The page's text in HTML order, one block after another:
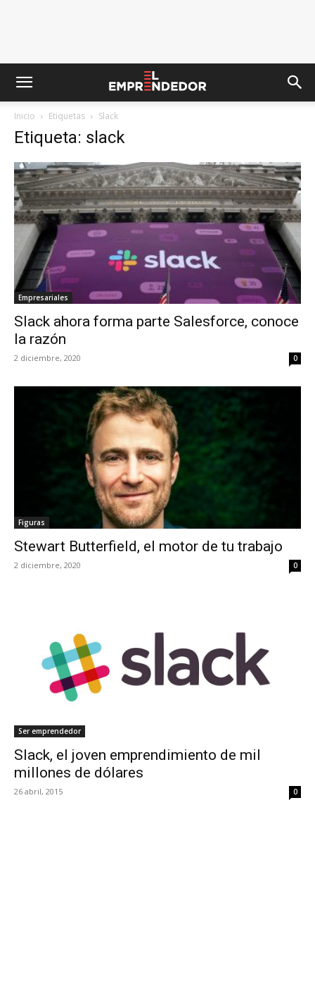
Inicio Etiquetas Slack
Etiqueta: slack
Empresariales
Slack ahora forma parte Salesforce, conoce
la razón
2 diciembre, 2020 0
Figuras
Stewart Butterfield, el motor de tu trabajo
2 diciembre, 2020 0
Ser emprendedor
Slack, el joven emprendimiento de mil
millones de dólares
26 abril, 2015 0